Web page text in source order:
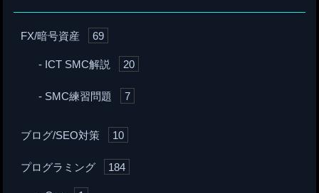
FX/暗号資産 69
ICT SMC解説 20
SMC練習問題 7
ブログ/SEO対策 10
プログラミング 184